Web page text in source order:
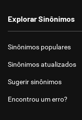
Explorar Sinônimos
Sinônimos populares
Sinônimos atualizados
Sugerir sinônimos
Encontrou um erro?